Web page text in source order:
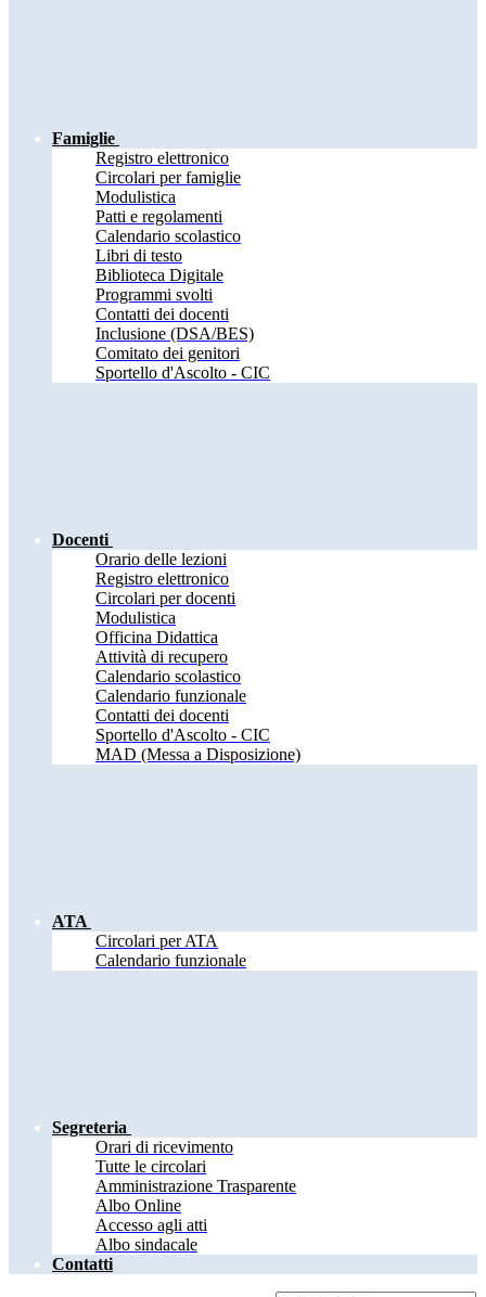
Famiglie
Registro elettronico
Circolari per famiglie
Modulistica
Patti e regolamenti
Calendario scolastico
Libri di testo
Biblioteca Digitale
Programmi svolti
Contatti dei docenti
Inclusione (DSA/BES)
Comitato dei genitori
Sportello d'Ascolto - CIC
Docenti
Orario delle lezioni
Registro elettronico
Circolari per docenti
Modulistica
Officina Didattica
Attività di recupero
Calendario scolastico
Calendario funzionale
Contatti dei docenti
Sportello d'Ascolto - CIC
MAD (Messa a Disposizione)
ATA
Circolari per ATA
Calendario funzionale
Segreteria
Orari di ricevimento
Tutte le circolari
Amministrazione Trasparente
Albo Online
Accesso agli atti
Albo sindacale
Contatti